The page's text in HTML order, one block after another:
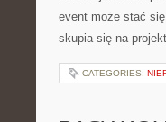
event może stać
skupia się na
CATEGORIES: